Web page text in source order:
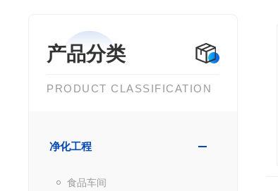
产品分类
PRODUCT CLASSIFICATION
净化工程
食品车间